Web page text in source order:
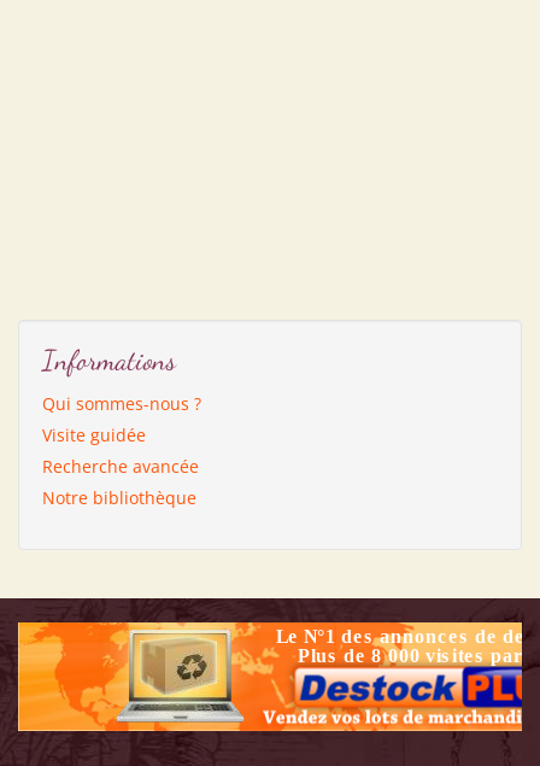
Informations
Qui sommes-nous ?
Visite guidée
Recherche avancée
Notre bibliothèque